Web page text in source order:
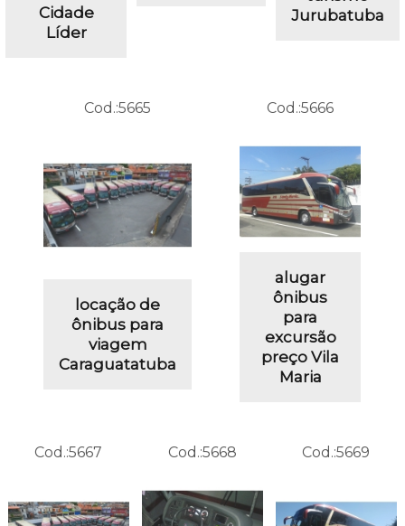
Cidade
Líder
Jurubatuba
Cod.:5665
locação de
ônibus para
viagem
Caraguatatuba
Cod.:5666
alugar
ônibus
para
excursão
preço Vila
Maria
Cod.:5667 Cod.:5668 Cod.:5669